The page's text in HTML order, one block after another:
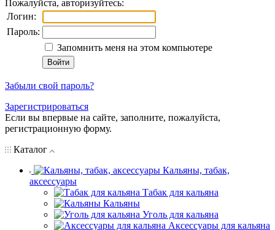
Пожалуйста, авторизуйтесь:
Логин:
Пароль:
Запомнить меня на этом компьютере
Забыли свой пароль?
Зарегистрироваться
Если вы впервые на сайте, заполните, пожалуйста,
регистрационную форму.
Каталог
Кальяны, табак,
аксессуары
Табак для кальяна
Кальяны
Уголь для кальяна
Аксессуары для кальяна